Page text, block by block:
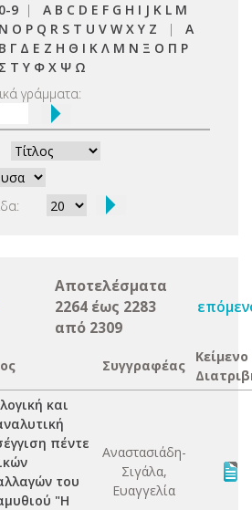
0-9 | A B C D E F G H I J K L M
N O P Q R S T U V W X Y Z | Α
Β Γ Δ Ε Ζ Η Θ Ι Κ Λ Μ Ν Ξ Ο Π Ρ
Σ Τ Υ Φ Χ Ψ Ω
γράμματα:
Αποτελέσματα
2264 έως 2283
από 2309
Συγγραφέας
Κείμενο
και
πέντε
του
"Η
Αναστασιάδη-
Σιγάλα,
Ευαγγελία